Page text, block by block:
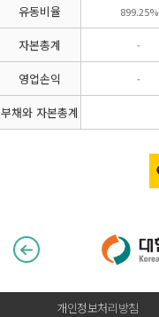
유동비율 899.25%
자본총계 -
영업손익 -
부채와 자본총계
개인정보처리방침